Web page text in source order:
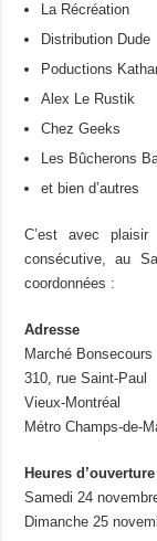
La Récréation
Distribution Dude
Poductions
Alex Le Rustik
Chez Geeks
Les Bûcherons
et bien d’autres
C’est avec
consécutive, au
coordonnées :
Adresse
Marché Bonsecours
310, rue Saint-Paul
Vieux-Montréal
Métro Champs-de-
Heures d’ouverture
Samedi 24
Dimanche 25